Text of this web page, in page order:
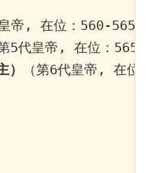
皇帝, 在位：560-565）
第5代皇帝, 在位：
）
（第6代皇帝, 在位